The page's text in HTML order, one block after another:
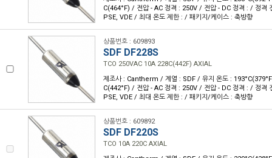
C(464°F) / 전압 - AC 정격 : 250V / 전압 - DC 정격 : / 정격
PSE, VDE / 최대 온도 제한 : / 패키지/케이스 : 축방향
상품번호 : 609893
SDF DF228S
TCO 250VAC 10A 228C(442F) AXIAL
제조사 : Cantherm / 계열 : SDF / 유지 온도 :
C(442°F) / 전압 - AC 정격 : 250V / 전압 - DC 정격 : / 정격
PSE, VDE / 최대 온도 제한 : / 패키지/케이스 : 축방향
상품번호 : 609892
SDF DF220S
TCO 10A 220C AXIAL